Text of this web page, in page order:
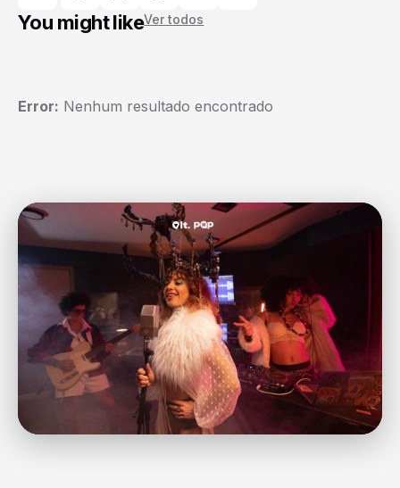
You might likeVer todos
Error: Nenhum resultado encontrado